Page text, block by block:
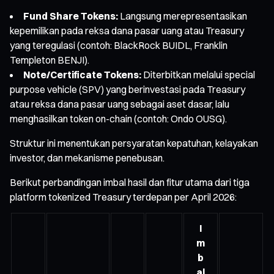
Fund Share Tokens: Langsung merepresentasikan
kepemilikan pada reksa dana pasar uang atau Treasury
yang teregulasi (contoh: BlackRock BUIDL, Franklin
Templeton BENJI).
Note/Certificate Tokens: Diterbitkan melalui special
purpose vehicle (SPV) yang berinvestasi pada Treasury
atau reksa dana pasar uang sebagai aset dasar, lalu
menghasilkan token on-chain (contoh: Ondo OUSG).
Struktur ini menentukan persyaratan kepatuhan, kelayakan
investor, dan mekanisme penebusan.
Berikut perbandingan imbal hasil dan fitur utama dari tiga
platform tokenized Treasury terdepan per April 2026:
I
m
b